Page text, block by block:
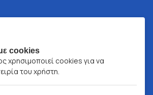
cookies
χρησιμοποιεί cookies για να
του χρήστη.